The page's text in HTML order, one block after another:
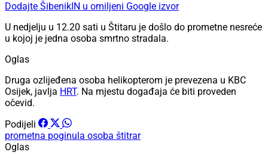
Dodajte ŠibenikIN u omiljeni Google izvor
U nedjelju u 12.20 sati u Štitaru je došlo do prometne nesreće
u kojoj je jedna osoba smrtno stradala.
Oglas
Druga ozlijeđena osoba helikopterom je prevezena u KBC
Osijek, javlja HRT. Na mjestu događaja će biti proveden
očevid.
Podijeli
prometna poginula osoba štitrar
Oglas